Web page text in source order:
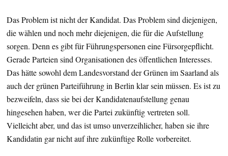
Das Problem ist nicht der Kandidat. Das Problem sind diejenigen,
die wählen und noch mehr diejenigen, die für die Aufstellung
sorgen. Denn es gibt für Führungspersonen eine Fürsorgepflicht.
Gerade Parteien sind Organisationen des öffentlichen Interesses.
Das hätte sowohl dem Landesvorstand der Grünen im Saarland als
auch der grünen Parteiführung in Berlin klar sein müssen. Es ist zu
bezweifeln, dass sie bei der Kandidatenaufstellung genau
hingesehen haben, wer die Partei zukünftig vertreten soll.
Vielleicht aber, und das ist umso unverzeihlicher, haben sie ihre
Kandidatin gar nicht auf ihre zukünftige Rolle vorbereitet.